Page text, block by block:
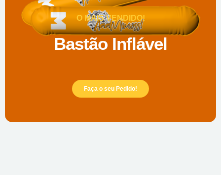
O MAIS VENDIDO!
Bastão Inflável
Faça o seu Pedido!